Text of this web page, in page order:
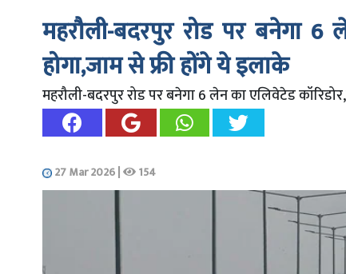
महरौली-बदरपुर रोड पर बनेगा 6
होगा,जाम से फ्री होंगे ये इलाके
महरौली-बदरपुर रोड पर बनेगा 6 लेन का एलिवेटेड
27 Mar 2026| 154